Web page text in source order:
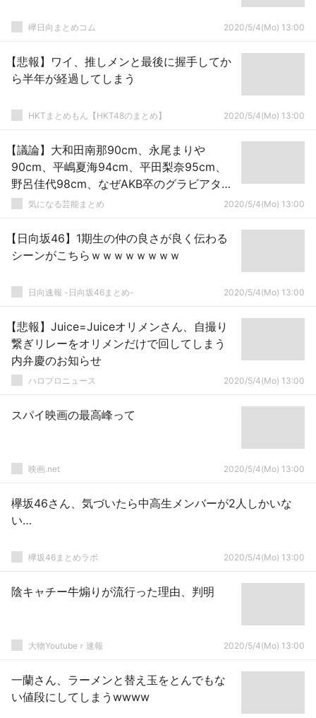
欅日向まとめコム 2020/5/4(Mo) 13:00
【悲報】ワイ、推しメンと最後に握手してか
ら半年が経過してしまう
HKTまとめもん【HKT48のまとめ】 2020/5/4(Mo) 13:00
【議論】大和田南那90cm、永尾まりや
90cm、平嶋夏海94cm、平田梨奈95cm、
野呂佳代98cm、なぜAKB卒のグラビアタレ
ントは巨尻化するのか？
気になる芸能まとめ 2020/5/4(Mo) 13:00
【日向坂46】1期生の仲の良さが良く伝わる
シーンがこちらｗｗｗｗｗｗｗｗ
日向速報 -日向坂46まとめ- 2020/5/4(Mo) 13:00
【悲報】Juice=Juiceオリメンさん、自撮り
繋ぎリレーをオリメンだけで回してしまう
内弁慶のお知らせ
ハロプロニュース 2020/5/4(Mo) 13:00
スパイ映画の最高峰って
映画.net 2020/5/4(Mo) 13:00
欅坂46さん、気づいたら中高生メンバーが2人しかいな
い…
欅坂46まとめラボ 2020/5/4(Mo) 13:00
陰キャチー牛煽りが流行った理由、判明
大物Youtubeｒ速報 2020/5/4(Mo) 13:00
一蘭さん、ラーメンと替え玉をとんでもな
い値段にしてしまうwwww